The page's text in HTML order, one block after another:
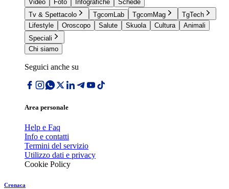
Video
Foto Infografiche
Schede
Tv & Spettacolo
TgcomLab TgcomMag
TgTech
Lifestyle
Oroscopo Salute Skuola Cultura
Animali
Speciali
Chi siamo
Seguici anche su
Area personale
Help e Faq
Info e contatti
Termini del servizio
Utilizzo dati e privacy
Cookie Policy
Cronaca